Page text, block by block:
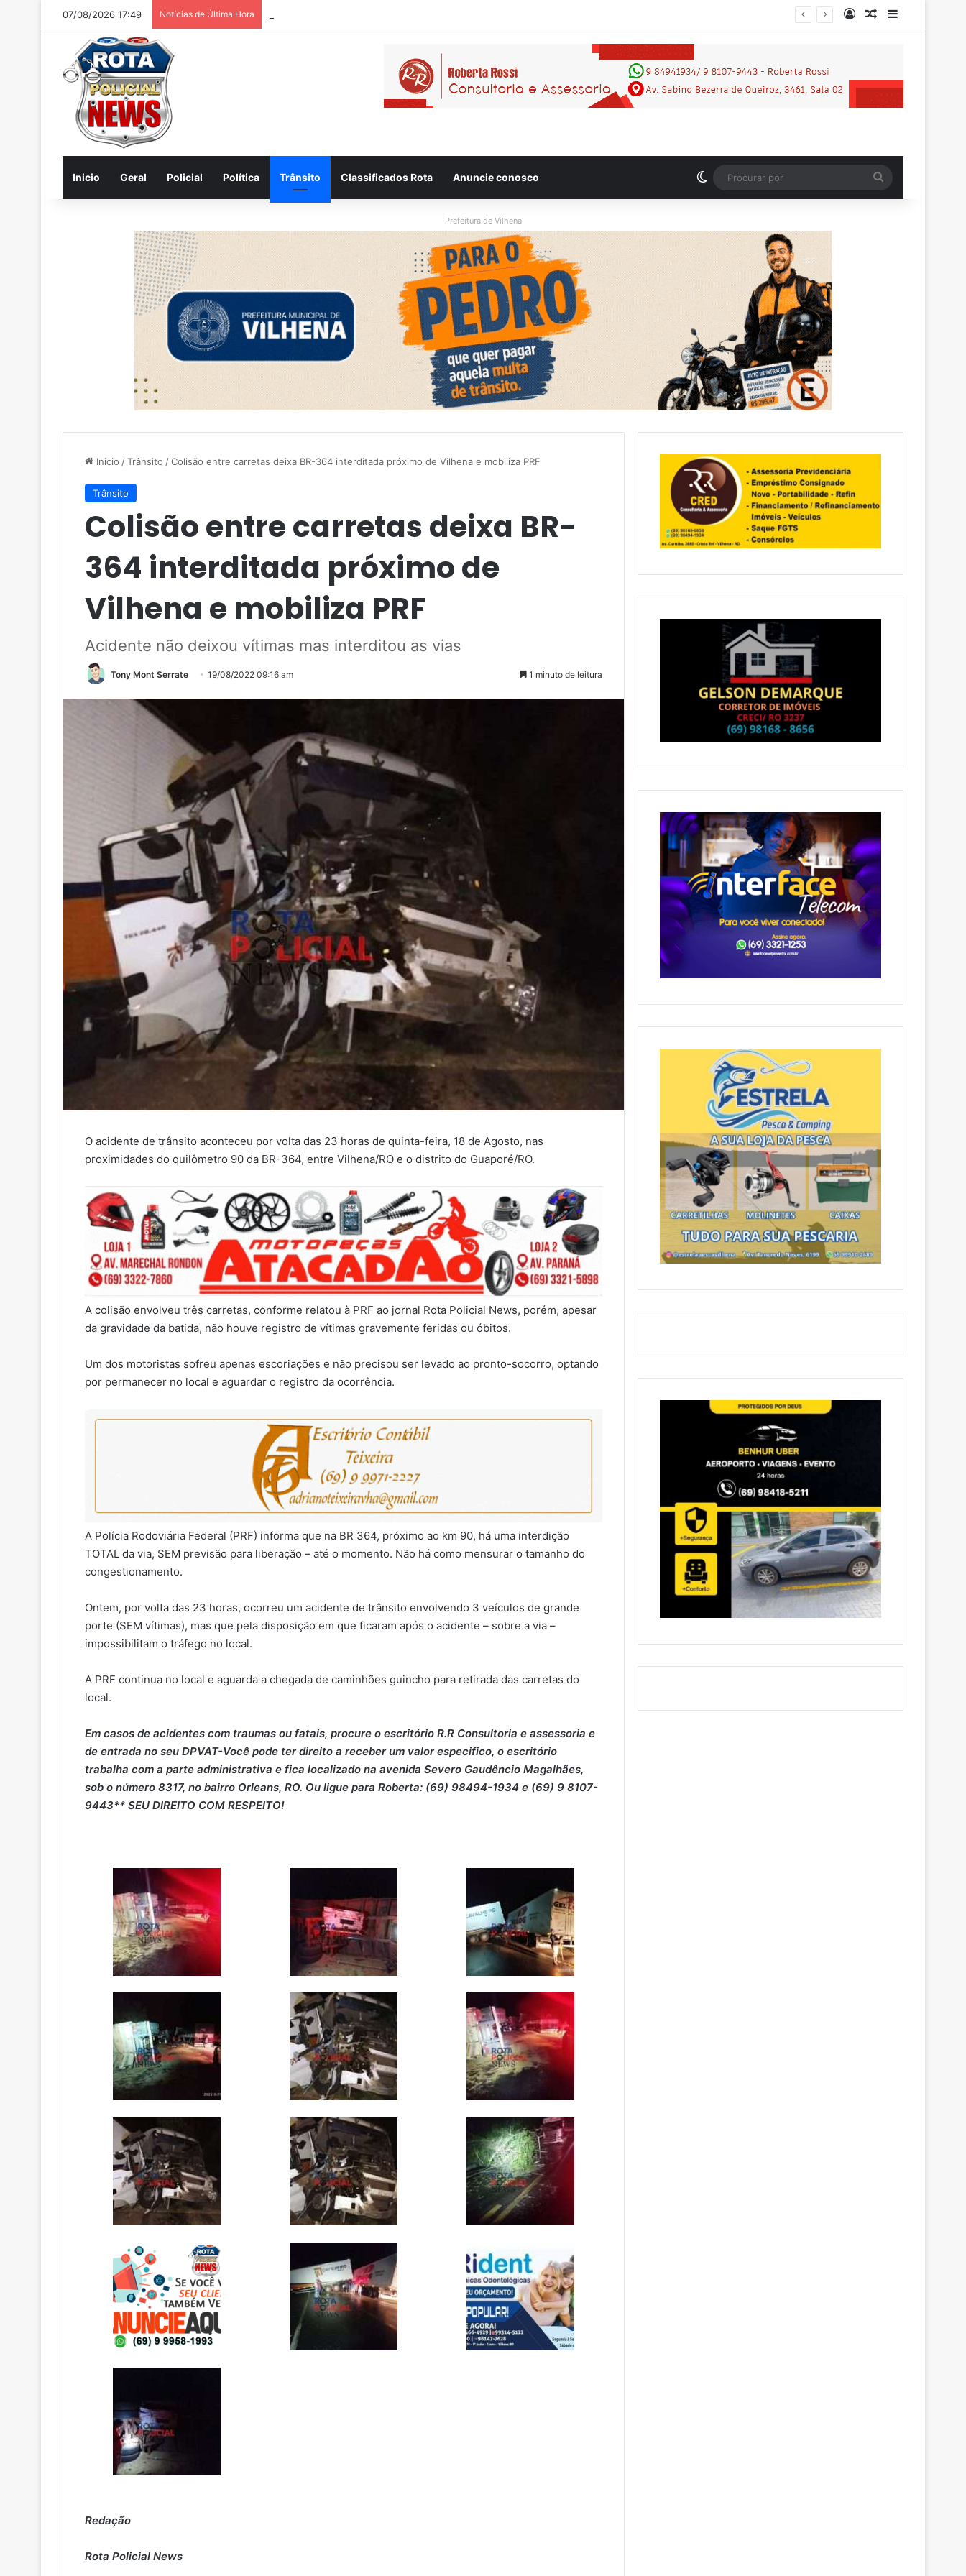
07/08/2026 17:49 Notícias de Última Hora EntrarArtigo aleatório
Inicio Geral Policial Política Trânsito Classificados Rota Anuncie conosco Switch skin
por
Prefeitura de Vilhena
Inicio /Trânsito /Colisão entre carretas deixa BR-364 interditada próximo de Vilhena e mobiliza PRF
Trânsito
Colisão entre carretas deixa BR-
364 interditada próximo de
Vilhena e mobiliza PRF
Acidente não deixou vítimas mas interditou as vias
Tony Mont Serrate 19/08/2022 09:16 am 1 minuto de leitura
O acidente de trânsito aconteceu por volta das 23 horas de quinta-feira, 18 de Agosto, nas
proximidades do quilômetro 90 da BR-364, entre Vilhena/RO e o distrito do Guaporé/RO.
A colisão envolveu três carretas, conforme relatou à PRF ao jornal Rota Policial News, porém, apesar
da gravidade da batida, não houve registro de vítimas gravemente feridas ou óbitos.
Um dos motoristas sofreu apenas escoriações e não precisou ser levado ao pronto-socorro, optando
por permanecer no local e aguardar o registro da ocorrência.
A Polícia Rodoviária Federal (PRF) informa que na BR 364, próximo ao km 90, há uma interdição
TOTAL da via, SEM previsão para liberação – até o momento. Não há como mensurar o tamanho do
congestionamento.
Ontem, por volta das 23 horas, ocorreu um acidente de trânsito envolvendo 3 veículos de grande
porte (SEM vítimas), mas que pela disposição em que ficaram após o acidente – sobre a via –
impossibilitam o tráfego no local.
A PRF continua no local e aguarda a chegada de caminhões guincho para retirada das carretas do
local.
Em casos de acidentes com traumas ou fatais, procure o escritório R.R Consultoria e assessoria e
de entrada no seu DPVAT-Você pode ter direito a receber um valor especifico, o escritório
trabalha com a parte administrativa e fica localizado na avenida Severo Gaudêncio Magalhães,
sob o número 8317, no bairro Orleans, RO. Ou ligue para Roberta: (69) 98494-1934 e (69) 9 8107-
9443** SEU DIREITO COM RESPEITO!
Redação
Rota Policial News